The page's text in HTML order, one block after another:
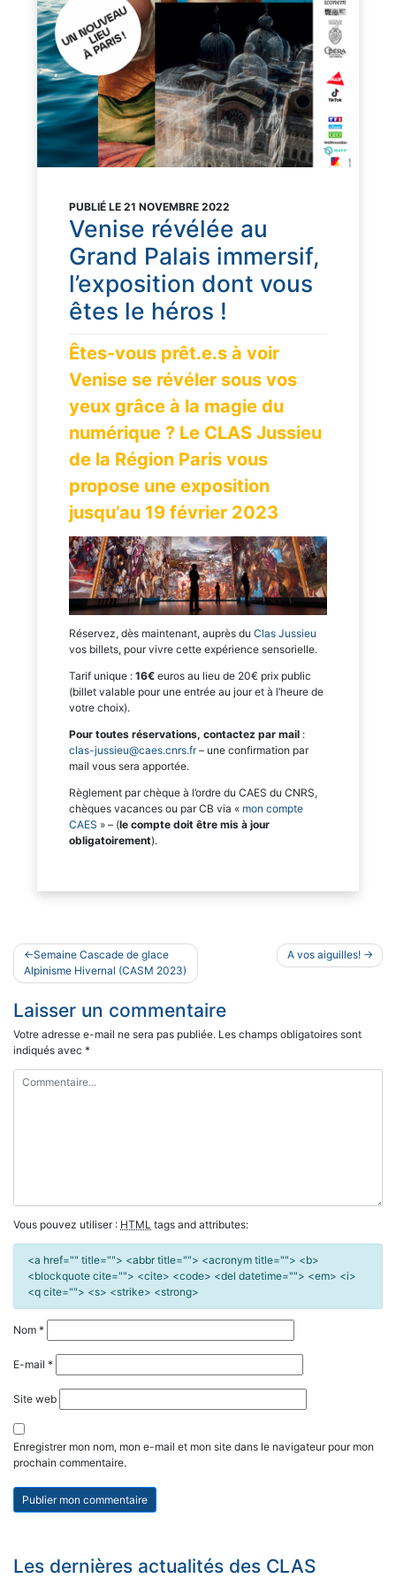
PUBLIÉ LE 21 NOVEMBRE 2022
Venise révélée au
Grand Palais immersif,
l’exposition dont vous
êtes le héros !
Êtes-vous prêt.e.s à voir
Venise se révéler sous vos
yeux grâce à la magie du
numérique ? Le CLAS Jussieu
de la Région Paris vous
propose une exposition
jusqu’au 19 février 2023
Réservez, dès maintenant, auprès du Clas Jussieu
vos billets, pour vivre cette expérience sensorielle.
Tarif unique : 16€ euros au lieu de 20€ prix public
(billet valable pour une entrée au jour et à l’heure de
votre choix).
Pour toutes réservations, contactez par mail :
clas-jussieu@caes.cnrs.fr– une confirmation par
mail vous sera apportée.
Règlement par chèque à l’ordre du CAES du CNRS,
chèques vacances ou par CB via « mon compte
CAES » – (le compte doit être mis à jour
obligatoirement).
Navigation
de
l’article
Semaine Cascade de glace
Alpinisme Hivernal (CASM 2023)
A vos aiguilles!
Laisser un commentaire
Votre adresse e-mail ne sera pas publiée. Les champs obligatoires sont
indiqués avec *
Vous pouvez utiliser : HTML tags and attributes:
<a href="" title=""> <abbr title=""> <acronym title=""> <b>
<blockquote cite=""> <cite> <code> <del datetime=""> <em> <i>
<q cite=""> <s> <strike> <strong>
Nom *
E-mail *
Site web
Enregistrer mon nom, mon e-mail et mon site dans le navigateur pour mon
prochain commentaire.
Les dernières actualités des CLAS